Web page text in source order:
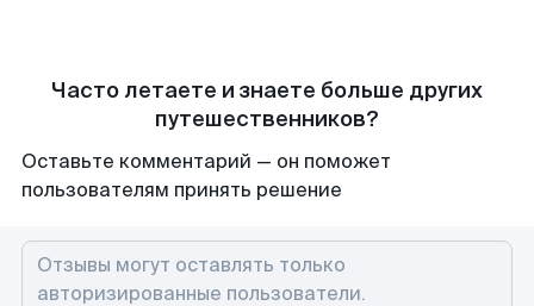
Часто летаете и знаете больше других
путешественников?
Оставьте комментарий — он поможет
пользователям принять решение